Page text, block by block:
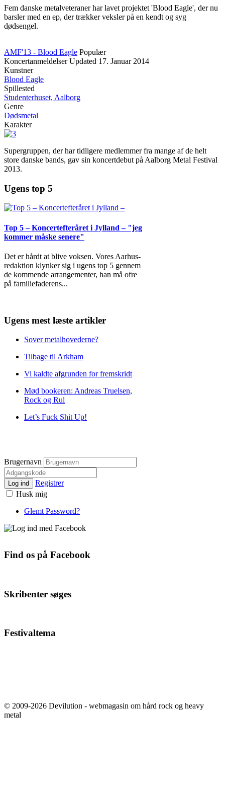
Fem danske metalveteraner har lavet projektet 'Blood Eagle', der nu
barsler med en ep, der trækker veksler på en kendt og syg
dødsengel.
AMF'13 - Blood Eagle Populær
Koncertanmeldelser Updated 17. Januar 2014
Kunstner
Blood Eagle
Spillested
Studenterhuset, Aalborg
Genre
Dødsmetal
Karakter
Supergruppen, der har tidligere medlemmer fra mange af de helt
store danske bands, gav sin koncertdebut på Aalborg Metal Festival
2013.
Ugens top 5
Top 5 – Koncertefteråret i Jylland – "jeg
kommer måske senere"
Det er hårdt at blive voksen. Vores Aarhus-
redaktion klynker sig i ugens top 5 gennem
de kommende arrangementer, han må ofre
på familiefaderens...
Ugens mest læste artikler
Sover metalhovederne?
Tilbage til Arkham
Vi kaldte afgrunden for fremskridt
Mød bookeren: Andreas Truelsen,
Rock og Rul
Let’s Fuck Shit Up!
Brugernavn
Log ind
Registrer
Husk mig
Glemt Password?
Find os på Facebook
Skribenter søges
Festivaltema
© 2009-2026 Devilution - webmagasin om hård rock og heavy
metal